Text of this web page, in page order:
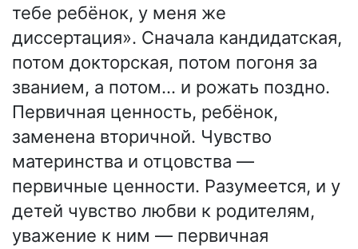
тебе ребёнок, у меня же
диссертация». Сначала кандидатская,
потом докторская, потом погоня за
званием, а потом… и рожать поздно.
Первичная ценность, ребёнок,
заменена вторичной. Чувство
материнства и отцовства —
первичные ценности. Разумеется, и у
детей чувство любви к родителям,
уважение к ним — первичная